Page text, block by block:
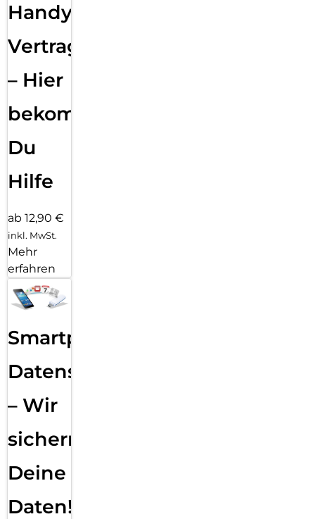
Handy
Vertragsabwicklung
– Hier
bekommst
Du
Hilfe
ab 12,90 €
inkl. MwSt.
Mehr
erfahren
Smartphone
Datensicherung
– Wir
sichern
Deine
Daten!